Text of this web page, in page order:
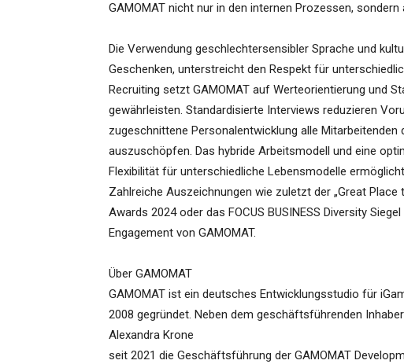
GAMOMAT nicht nur in den internen Prozessen,
Die Verwendung geschlechtersensibler Sprache und
Geschenken, unterstreicht den Respekt für
Recruiting setzt GAMOMAT auf Werteorientierung und
gewährleisten. Standardisierte Interviews reduzieren
zugeschnittene Personalentwicklung alle
auszuschöpfen. Das hybride Arbeitsmodell und eine
Flexibilität für unterschiedliche Lebensmodelle
Zahlreiche Auszeichnungen wie zuletzt der „Great
Awards 2024 oder das FOCUS BUSINESS Diversity
Engagement von GAMOMAT.
Über GAMOMAT
GAMOMAT ist ein deutsches Entwicklungsstudio für
2008 gegründet. Neben dem geschäftsführenden
Alexandra Krone
seit 2021 die Geschäftsführung der GAMOMAT